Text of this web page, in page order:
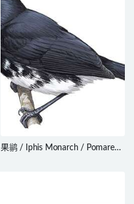
果鹟 / Iphis Monarch / Pomarea